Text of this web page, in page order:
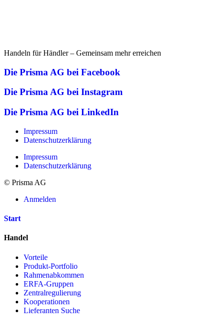
Handeln für Händler – Gemeinsam mehr erreichen
Die Prisma AG bei Facebook
Die Prisma AG bei Instagram
Die Prisma AG bei LinkedIn
Impressum
Datenschutzerklärung
Impressum
Datenschutzerklärung
© Prisma AG
Anmelden
Start
Handel
Vorteile
Produkt-Portfolio
Rahmenabkommen
ERFA-Gruppen
Zentralregulierung
Kooperationen
Lieferanten Suche